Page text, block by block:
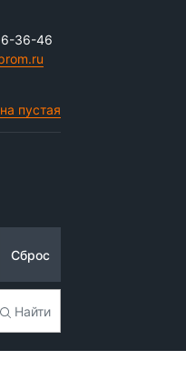
36-46
пустая
Сброс
Найти